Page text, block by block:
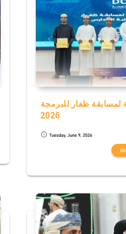
لمسابقة ظفار للبرمجة
2026
schedule Tuesday, June 9, 2026